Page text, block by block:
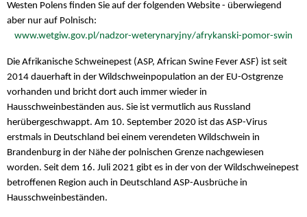
Westen Polens finden Sie auf der folgenden Website - überwiegend
aber nur auf Polnisch:
www.wetgiw.gov.pl/nadzor-weterynaryjny/afrykanski-pomor-swin
Die Afrikanische Schweinepest (ASP, African Swine Fever ASF) ist seit
2014 dauerhaft in der Wildschweinpopulation an der EU-Ostgrenze
vorhanden und bricht dort auch immer wieder in
Hausschweinbeständen aus. Sie ist vermutlich aus Russland
herübergeschwappt. Am 10. September 2020 ist das ASP-Virus
erstmals in Deutschland bei einem verendeten Wildschwein in
Brandenburg in der Nähe der polnischen Grenze nachgewiesen
worden. Seit dem 16. Juli 2021 gibt es in der von der Wildschweinepest
betroffenen Region auch in Deutschland ASP-Ausbrüche in
Hausschweinbeständen.